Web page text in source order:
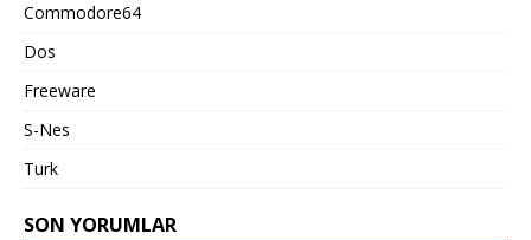
Commodore64
Dos
Freeware
S-Nes
Turk
SON YORUMLAR